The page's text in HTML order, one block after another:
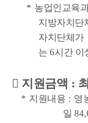
* 농업인교육
지방자치단
자치단체
는6시간 이
 지원금액 :
* 지원내용 : 영
일